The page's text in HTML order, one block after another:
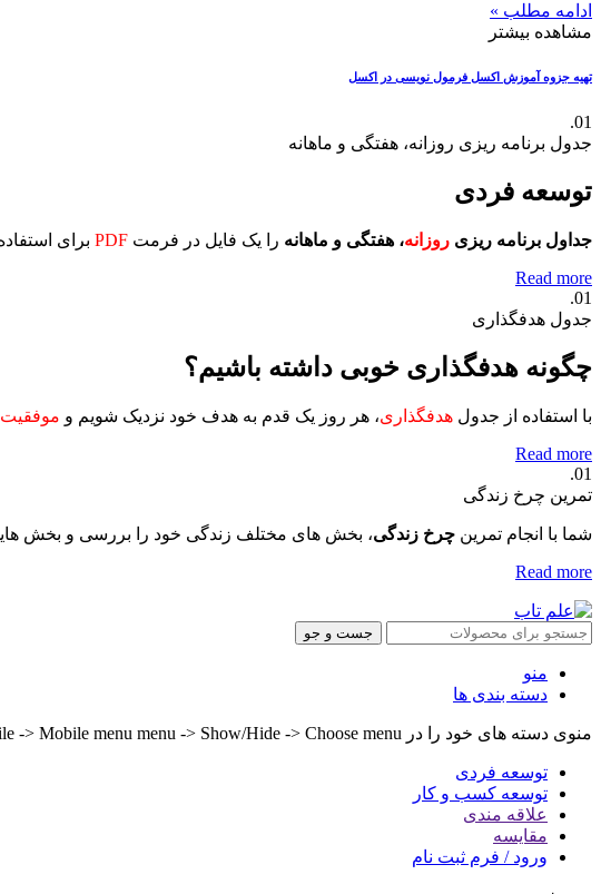
ادامه مطلب »
مشاهده بیشتر
تهیه جزوه آموزش اکسل فرمول نویسی در اکسل
01.
جدول برنامه ریزی روزانه، هفتگی و ماهانه
توسعه فردی
جداول برنامه ریزی روزانه، هفتگی و ماهانه را یک فایل در فرمت PDF برای
Read more
01.
جدول هدفگذاری
چگونه هدفگذاری خوبی داشته باشیم؟
با استفاده از جدول هدفگذاری، هر روز یک قدم به هدف خود نزدیک شویم و موفقیت
Read more
01.
تمرین چرخ زندگی
شما با انجام تمرین چرخ زندگی، بخش های مختلف زندگی خود را بررسی و بخش
Read more
جست و جو
منو
دسته بندی ها
منوی دسته های خود را در Header builder -> Mobile -> Mobile menu menu -> Show/Hide -> Choose menu تنظیم کنید.
توسعه فردی
توسعه کسب و کار
علاقه مندی
مقایسه
ورود / فرم ثبت نام